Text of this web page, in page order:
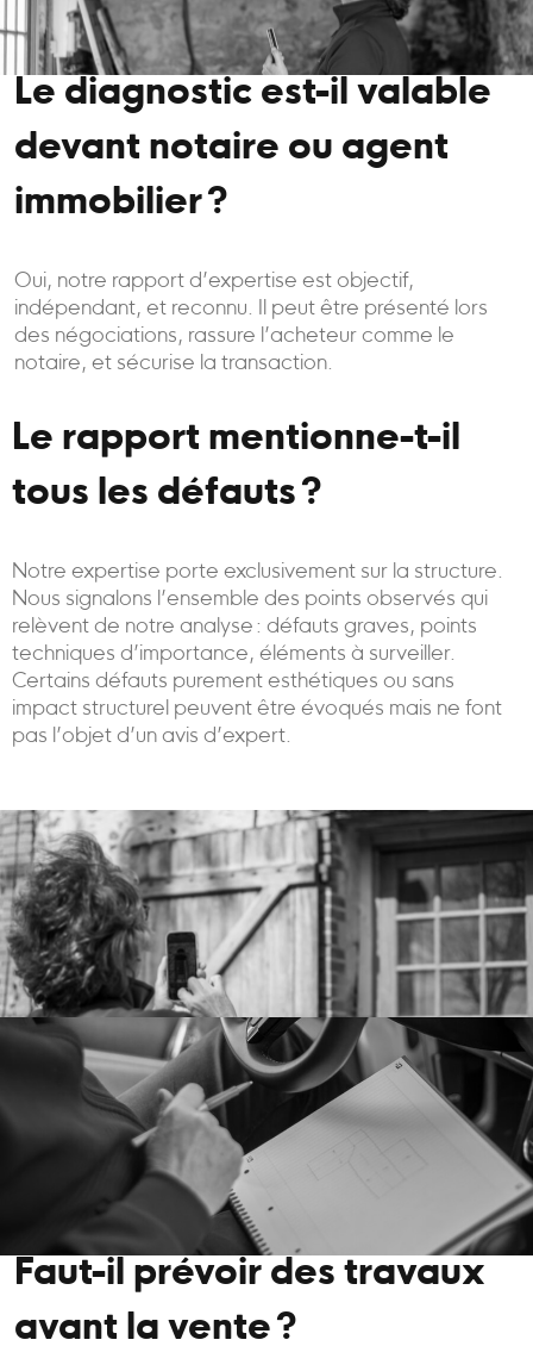
Le diagnostic est-il valable
devant notaire ou agent
immobilier ?
Oui, notre rapport d’expertise est objectif,
indépendant, et reconnu. Il peut être présenté lors
des négociations, rassure l’acheteur comme le
notaire, et sécurise la transaction.
Le rapport mentionne-t-il
tous les défauts ?
Notre expertise porte exclusivement sur la structure.
Nous signalons l’ensemble des points observés qui
relèvent de notre analyse : défauts graves, points
techniques d’importance, éléments à surveiller.
Certains défauts purement esthétiques ou sans
impact structurel peuvent être évoqués mais ne font
pas l’objet d’un avis d’expert.
Faut-il prévoir des travaux
avant la vente ?